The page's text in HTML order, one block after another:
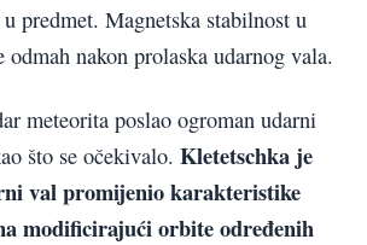
predmet. Magnetska stabilnost u
odmah nakon prolaska udarnog vala.
meteorita poslao ogroman udarni
što se očekivalo. Kletetschka je
val promijenio karakteristike
modificirajući orbite određenih